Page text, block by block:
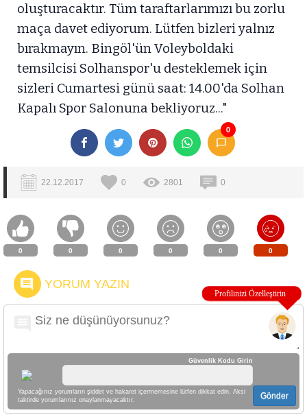
oluşturacaktır. Tüm taraftarlarımızı bu zorlu
maça davet ediyorum. Lütfen bizleri yalnız
bırakmayın. Bingöl'ün Voleyboldaki
temsilcisi Solhanspor'u desteklemek için
sizleri Cumartesi günü saat: 14.00'da Solhan
Kapalı Spor Salonuna bekliyoruz..."
0
22.12.2017 0 2801 0
0 0 0 0 0 0
YORUM YAZIN
Güvenlik Kodu Girin
Yapacağınız yorumların şiddet ve hakaret içermemesine lütfen dikkat edin. Aksi
taktirde yorumlarınız onaylanmayacaktır.
Gönder